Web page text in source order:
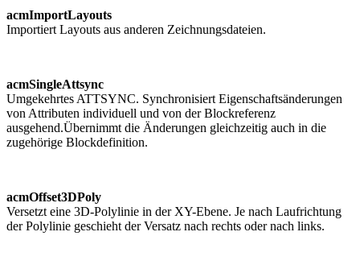
acmImportLayouts
Importiert Layouts aus anderen Zeichnungsdateien.
acmSingleAttsync
Umgekehrtes ATTSYNC. Synchronisiert Eigenschaftsänderungen
von Attributen individuell und von der Blockreferenz
ausgehend.Übernimmt die Änderungen gleichzeitig auch in die
zugehörige Blockdefinition.
acmOffset3DPoly
Versetzt eine 3D-Polylinie in der XY-Ebene. Je nach Laufrichtung
der Polylinie geschieht der Versatz nach rechts oder nach links.